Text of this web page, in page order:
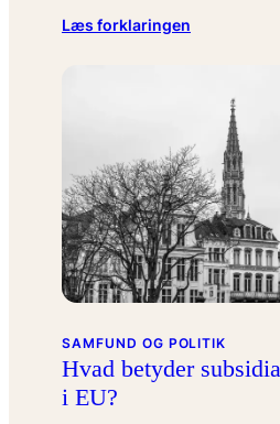
Læs forklaringen
skjult
narcissisme
(covert)?
SAMFUND OG POLITIK
Hvad betyder
i EU?